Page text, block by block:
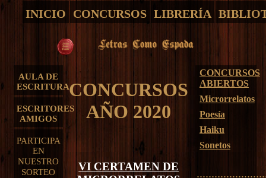
INICIO CONCURSOS LIBRERÍA
AULA DE
ESCRITURA
ESCRITORES
AMIGOS
PARTICIPA
EN
NUESTRO
SORTEO
CONCURSOS
AÑO 2020
VI CERTAMEN DE
CONCURSOS
ABIERTOS
Microrrelatos
Poesía
Haiku
Sonetos